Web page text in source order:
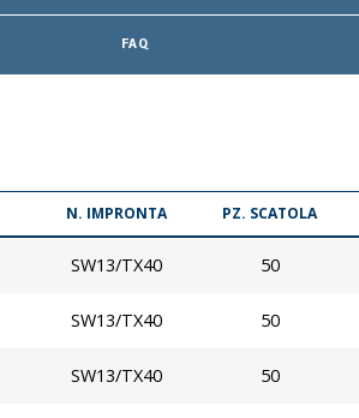
FAQ
N. IMPRONTA PZ. SCATOLA
SW13/TX40 50
SW13/TX40 50
SW13/TX40 50